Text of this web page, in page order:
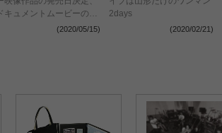
キュメントムービーの
「100秒ダイジェスト」も
(2020/05/15)
2days
(2020/02/21)